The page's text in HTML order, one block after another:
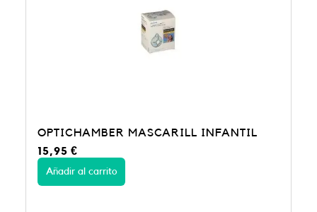
OPTICHAMBER MASCARILL INFANTIL
15,95€
Añadir al carrito